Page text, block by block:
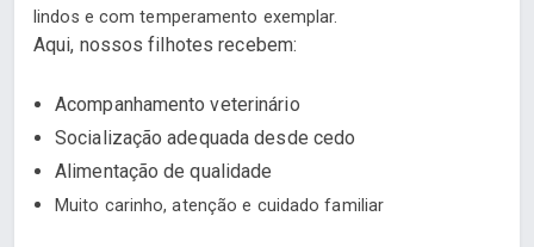
lindos e com temperamento exemplar.
Aqui, nossos filhotes recebem:
Acompanhamento veterinário
Socialização adequada desde cedo
Alimentação de qualidade
Muito carinho, atenção e cuidado familiar